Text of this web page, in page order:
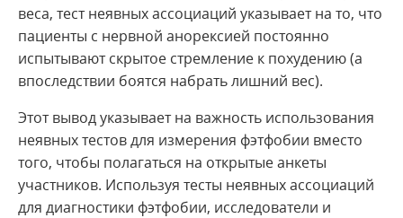
веса, тест неявных ассоциаций указывает на то, что
пациенты с нервной анорексией постоянно
испытывают скрытое стремление к похудению (а
впоследствии боятся набрать лишний вес).
Этот вывод указывает на важность использования
неявных тестов для измерения фэтфобии вместо
того, чтобы полагаться на открытые анкеты
участников. Используя тесты неявных ассоциаций
для диагностики фэтфобии, исследователи и